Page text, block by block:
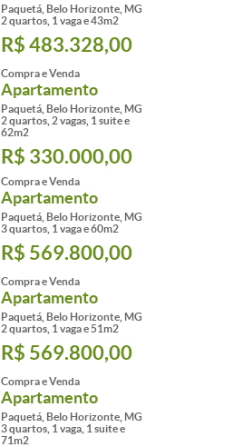
Paquetá, Belo Horizonte, MG
2 quartos, 1 vaga e 43m2
R$ 483.328,00
Compra e Venda
Apartamento
Paquetá, Belo Horizonte, MG
2 quartos, 2 vagas, 1 suite e
62m2
R$ 330.000,00
Compra e Venda
Apartamento
Paquetá, Belo Horizonte, MG
3 quartos, 1 vaga e 60m2
R$ 569.800,00
Compra e Venda
Apartamento
Paquetá, Belo Horizonte, MG
2 quartos, 1 vaga e 51m2
R$ 569.800,00
Compra e Venda
Apartamento
Paquetá, Belo Horizonte, MG
3 quartos, 1 vaga, 1 suite e
71m2